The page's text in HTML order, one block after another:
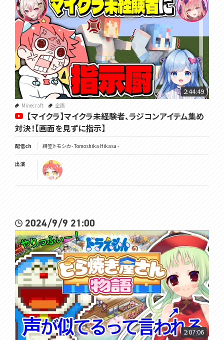
2:44:49
Minecraft 企画
【マイクラ】マイクラ未経験者、ラジコンアイテム集め
対決！【画面を見ずに指示】
配信ch 緋笠トモシカ - Tomoshika Hikasa -
出演
2024/9/9 21:00
2:07:06